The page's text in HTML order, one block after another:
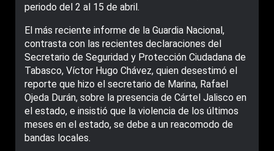
periodo del 2 al 15 de abril.
El más reciente informe de la Guardia Nacional,
contrasta con las recientes declaraciones del
Secretario de Seguridad y Protección Ciudadana de
Tabasco, Víctor Hugo Chávez, quien desestimó el
reporte que hizo el secretario de Marina, Rafael
Ojeda Durán, sobre la presencia de Cártel Jalisco en
el estado, e insistió que la violencia de los últimos
meses en el estado, se debe a un reacomodo de
bandas locales.